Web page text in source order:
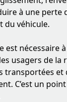
à une perte
du véhicule.
est nécessaire
usagers de la
transportées et
C’est un